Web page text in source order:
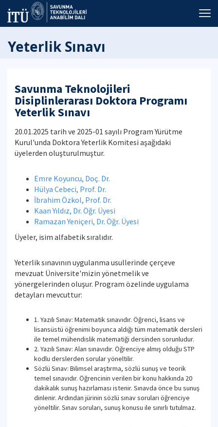
Yeterlik Sınavı
Savunma Teknolojileri
Disiplinlerarası Doktora Programı
Yeterlik Sınavı
20.01.2025 tarih ve 2025-01 sayılı Program Yürütme
Kurul'unda Doktora Yeterlik Komitesi aşağıdaki
üyelerden oluşturulmuştur.
Emre Koyuncu, Doç. Dr.
Hülya Cebeci, Prof. Dr.
İbrahim Özkol, Prof. Dr.
Kaan Yıldız, Dr. Öğr. Üyesi
Ramazan Yeniçeri, Dr. Öğr. Üyesi
Üyeler, isim alfabetik sıralıdır.
Yeterlik sınavının uygulanma usullerinde çerçeve
mevzuat Üniversite'mizin yönetmelik ve
yönergelerinden oluşur. Program özelinde uygulama
detayları mevcuttur:
1. Yazılı Sınav: Matematik sınavıdır. Öğrenci, lisans ve
lisansüstü öğrenimi boyunca aldığı tüm matematik dersleri
ile temel mühendislik matematiği dersinden sorunludur.
2. Yazılı Sınav: Alan sınavıdır. Öğrenciye almış olduğu STP
kodlu derslerden sorular yöneltilir.
Sözlü Sınav: Bilimsel araştırma, sözlü sunuş ve teorik
temel sınavıdır. Öğrencinin verilen bir konu hakkında 20
dakikalık sunuş hazırlaması istenir. Sınavda önce bu sunuş
dinlenir. Ardından jürinin sözlü sınav soruları öğrenciye
yöneltilir. Sınav soruları, sunuş konusu ile sınırlı tutulmaz.